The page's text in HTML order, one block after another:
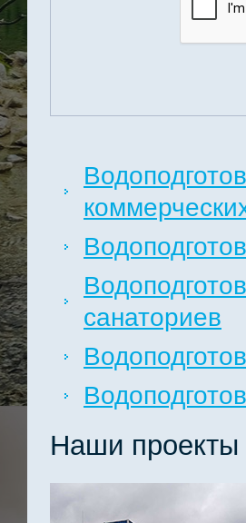
санаториев
Наши проекты